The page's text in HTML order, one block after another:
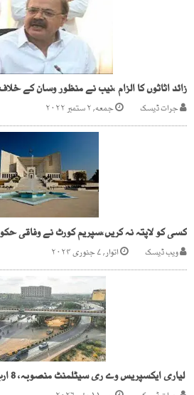
زائد اثاثوں کا الزام ،نیب نے منظور وسان کے
جرات ڈیسک جمعه, ۲ ستمبر ۲۰۲۲
کسی کو لاپتہ نہ کریں،سپریم کورٹ نے وفاقی
ویب ڈیسک اتوار, ۷ جنوری ۲۰۲۴
لیاری ایکسپریس وے ری سیٹلمنٹ منصوبہ، 8 ارب کی بے ضابطگیوں کا انکشاف